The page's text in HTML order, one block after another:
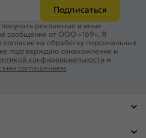
Подписаться
рекламные и иные
сообщения от ООО «169». Я
на обработку персональных
подтверждаю ознакомление и
конфиденциальности и
соглашением.